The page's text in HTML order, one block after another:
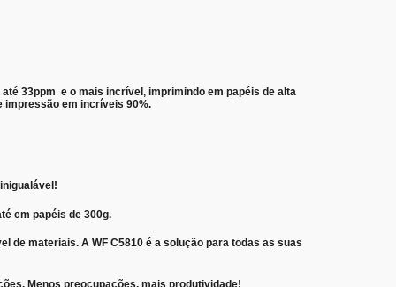
33ppm e o mais incrível, imprimindo em papéis de alta
impressão em incríveis 90%.
em papéis de 300g.
materiais. A WF C5810 é a solução para todas as suas
Menos preocupações, mais produtividade!